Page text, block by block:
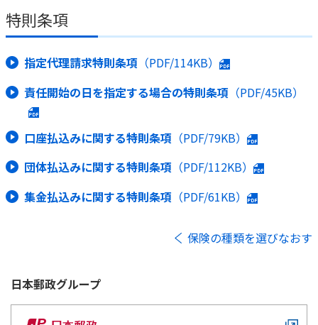
特則条項
指定代理請求特則条項 （PDF/114KB）
責任開始の日を指定する場合の特則条項 （PDF/45KB）
口座払込みに関する特則条項 （PDF/79KB）
団体払込みに関する特則条項 （PDF/112KB）
集金払込みに関する特則条項 （PDF/61KB）
保険の種類を選びなおす
日本郵政グループ